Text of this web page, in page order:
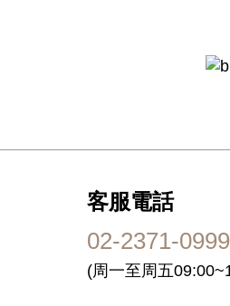
客服電話
02-2371-0999
(周一至周五